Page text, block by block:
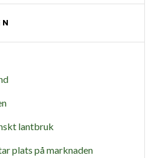
lantbruk
plats på marknaden